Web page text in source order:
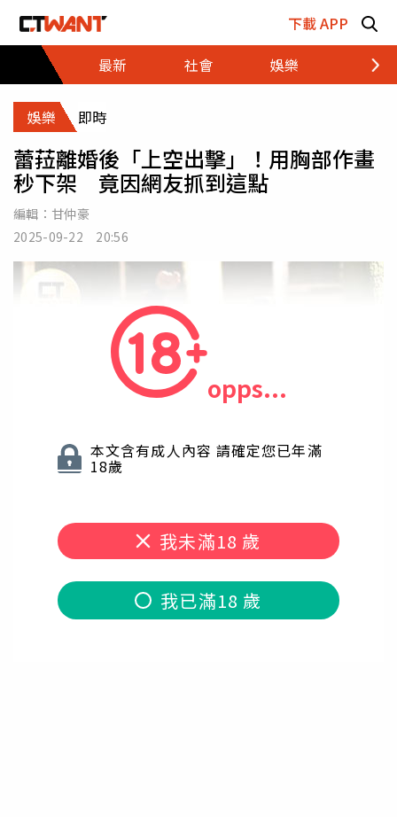
下載 APP
最新
社會 娛樂 財經
娛樂 即時
蕾菈離婚後「上空出擊」！用胸部作畫
秒下架 竟因網友抓到這點
編輯： 甘仲豪
2025-09-22 20:56
本文含有成人內容 請確定您已年滿
18歲
我未滿18 歲
我已滿18 歲